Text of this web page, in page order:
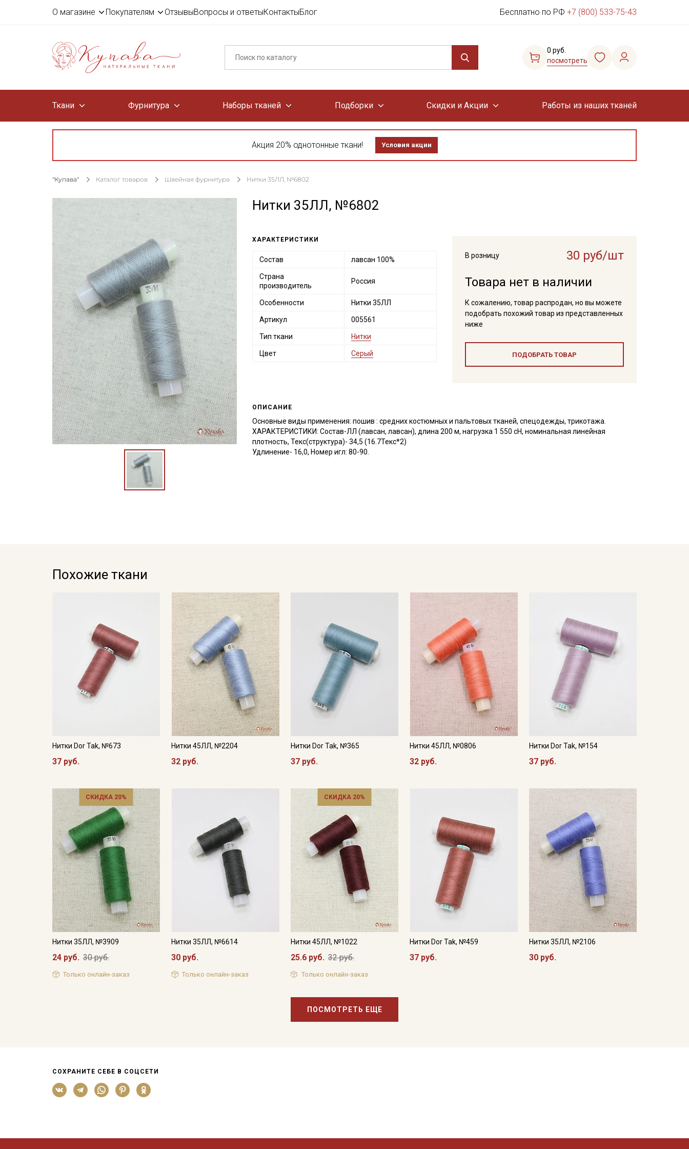
О магазине Покупателям ОтзывыВопросы и ответыКонтактыБлог Бесплатно по РФ +7 (800) 533-75-43
0 руб.
посмотреть
Ткани Фурнитура Наборы тканей Подборки Скидки и Акции Работы из наших тканей
Акция 20% однотонные ткани! Условия акции
"Купава" Каталог товаров Швейная фурнитура Нитки 35ЛЛ, №6802
Нитки 35ЛЛ, №6802
В розницу
30 руб/шт
Товара нет в наличии
К сожалению, товар распродан, но вы можете
подобрать похожий товар из представленных
ниже
ПОДОБРАТЬ ТОВАР
ХАРАКТЕРИСТИКИ
Состав лавсан 100%
Страна
производитель
Россия
Особенности Нитки 35ЛЛ
Артикул 005561
Тип ткани Нитки
Цвет Серый
ОПИСАНИЕ
Основные виды применения: пошив : средних костюмных и пальтовых тканей, спецодежды, трикотажа.
ХАРАКТЕРИСТИКИ: Состав-ЛЛ (лавсан, лавсан), длина 200 м, нагрузка 1 550 сН, номинальная линейная
плотность, Текс(структура)- 34,5 (16.7Текс*2)
Удлинение- 16,0, Номер игл: 80-90.
Похожие ткани
Нитки Dor Tak, №673
37 руб.
Нитки 45ЛЛ, №2204
32 руб.
Нитки Dor Tak, №365
37 руб.
Нитки 45ЛЛ, №0806
32 руб.
Нитки Dor Tak, №154
37 руб.
СКИДКА 20%
Нитки 35ЛЛ, №3909
24 руб. 30 руб.
Только онлайн-заказ
Нитки 35ЛЛ, №6614
30 руб.
Только онлайн-заказ
СКИДКА 20%
Нитки 45ЛЛ, №1022
25.6 руб. 32 руб.
Только онлайн-заказ
Нитки Dor Tak, №459
37 руб.
Нитки 35ЛЛ, №2106
30 руб.
ПОСМОТРЕТЬ ЕЩЕ
СОХРАНИТЕ СЕБЕ В СОЦСЕТИ
Мы публикуем здесь дополнительные
промокоды и скидки до 30% на узкие
категории тканей
Электронная почта
Подписаться
Ознакомлен(а) с
Политикой обработки персональных
данных
и даюСогласие на обработку персональных
Согласие на получение рекламных и